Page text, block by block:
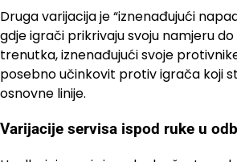
Druga varijacija je “iznenađujući
gdje igrači prikrivaju svoju namjeru
trenutka, iznenađujući svoje
posebno učinkovit protiv igrača koji
osnovne linije.
Varijacije servisa ispod ruke u